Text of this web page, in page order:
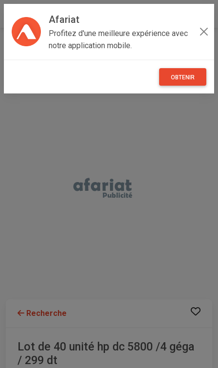
Afariat
Profitez d'une meilleure expérience avec
notre application mobile.
OBTENIR
Accueil Multimedia Grand Tunis
Lot de 40 unité hp DC 5800 /4 Géga / 299 dt
Recherche
Lot de 40 unité hp dc 5800 /4 géga
/ 299 dt